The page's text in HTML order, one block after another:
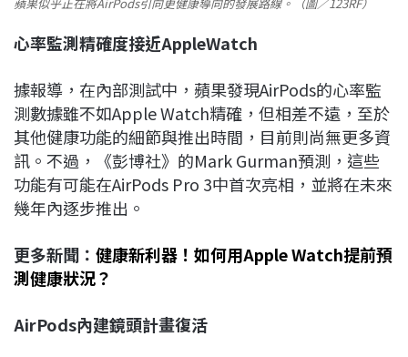
心率監測精確度接近AppleWatch
據報導，在內部測試中，蘋果發現AirPods的心率監
測數據雖不如Apple Watch精確，但相差不遠，至於
其他健康功能的細節與推出時間，目前則尚無更多資
訊。不過，《彭博社》的Mark Gurman預測，這些
功能有可能在AirPods Pro 3中首次亮相，並將在未來
幾年內逐步推出。
更多新聞： 健康新利器！如何用Apple Watch提前預
測健康狀況？
AirPods內建鏡頭計畫復活